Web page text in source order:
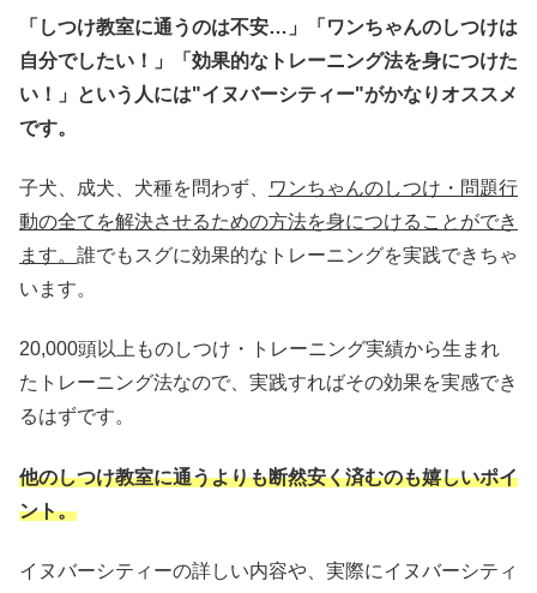
「しつけ教室に通うのは不安…」「ワンちゃんのしつけは
自分でしたい！」「効果的なトレーニング法を身につけた
い！」という人には"イヌバーシティー"がかなりオススメ
です。
子犬、成犬、犬種を問わず、
ワンちゃんのしつけ・問題行
動の全てを解決させるための方法を身につけることができ
ます。 誰でもスグに効果的なトレーニングを実践できちゃ
います。
20,000頭以上ものしつけ・トレーニング実績から生まれ
たトレーニング法なので、実践すればその効果を実感でき
るはずです。
他のしつけ教室に通うよりも断然安く済むのも嬉しいポイ
ント。
イヌバーシティーの詳しい内容や、実際にイヌバーシティ